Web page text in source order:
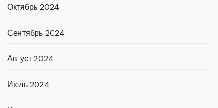
Октябрь 2024
Сентябрь 2024
Август 2024
Июль 2024